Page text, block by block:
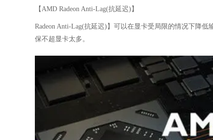
【AMD Radeon Anti-Lag(抗延迟)】
Radeon Anti-Lag(抗延迟)】可以在显卡受局限的情况下降
保不超显卡太多。